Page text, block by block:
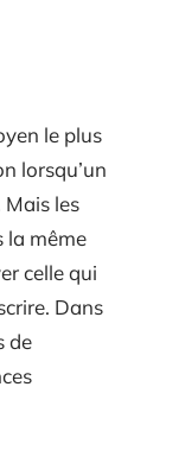
le plus
lorsqu’un
les
la même
celle qui
Dans
de